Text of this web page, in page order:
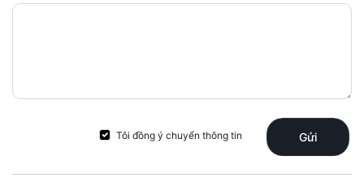
Tôi đồng ý chuyển thông tin Gửi